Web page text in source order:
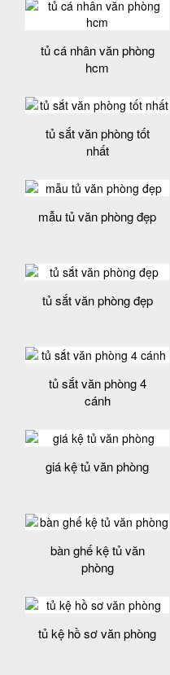
tủ cá nhân văn phòng
hcm
tủ sắt văn phòng tốt
nhất
mẫu tủ văn phòng đẹp
tủ sắt văn phòng đẹp
tủ sắt văn phòng 4
cánh
giá kệ tủ văn phòng
bàn ghế kệ tủ văn
phòng
tủ kệ hồ sơ văn phòng